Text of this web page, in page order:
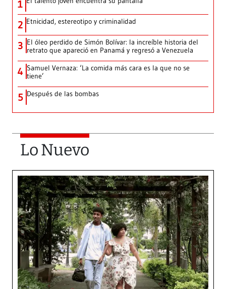
1
2 Etnicidad, estereotipo y criminalidad
3 El óleo perdido de Simón Bolívar: la increíble historia del
retrato que apareció en Panamá y regresó a Venezuela
4 Samuel Vernaza: ‘La comida más cara es la que no se
tiene’
5 Después de las bombas
Lo Nuevo